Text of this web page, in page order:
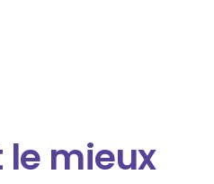
le mieux